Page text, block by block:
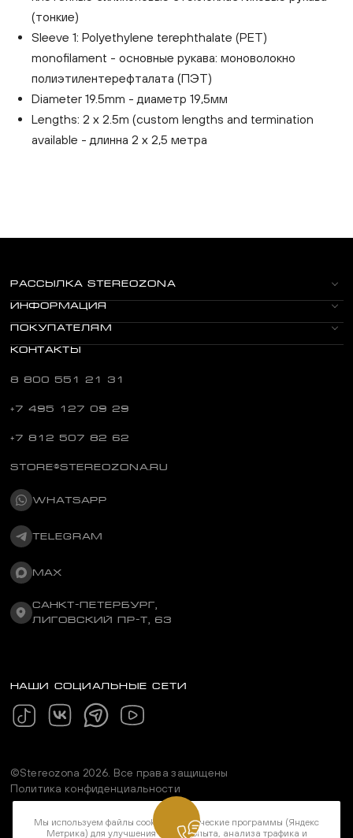
(тонкие)
Sleeve 1: Polyethylene terephthalate (PET)
monofilament - основные рукава: моноволокно
полиэтилентерефталата (ПЭТ)
Diameter 19.5mm - диаметр 19,5мм
Lengths: 2 x 2.5m (custom lengths and termination
available - длинна 2 х 2,5 метра
РАССЫЛКА STEREOZONA
ИНФОРМАЦИЯ
ПОКУПАТЕЛЯМ
КОНТАКТЫ
8 800 551 21 31
+7 495 127 09 29
+7 812 507 82 62
STORE@STEREOZONA.RU
WHATSAPP
TELEGRAM
MAX
САНКТ-ПЕТЕРБУРГ,
ЛИГОВСКИЙ ПР-Т, 63
НАШИ СОЦИАЛЬНЫЕ СЕТИ
©Stereozona 2026. Все права защищены
Политика конфиденциальности
Мы используем файлы cookie и метрические программы (Яндекс
Метрика) для улучшения вашего опыта, анализа трафика и